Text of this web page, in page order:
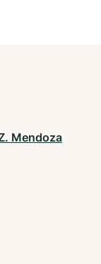
Mendoza